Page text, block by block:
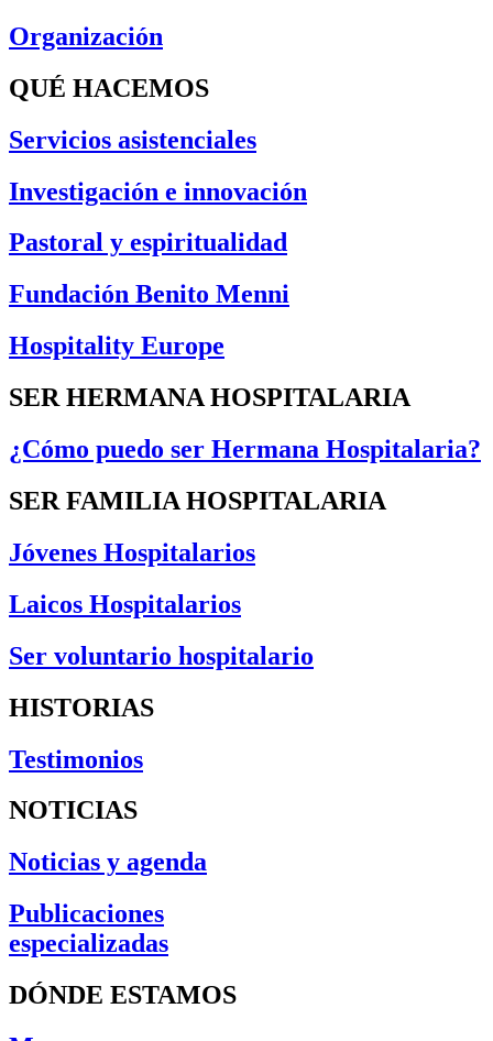
Organización
QUÉ HACEMOS
Servicios asistenciales
Investigación e innovación
Pastoral y espiritualidad
Fundación Benito Menni
Hospitality Europe
SER HERMANA HOSPITALARIA
¿Cómo puedo ser Hermana Hospitalaria?
SER FAMILIA HOSPITALARIA
Jóvenes Hospitalarios
Laicos Hospitalarios
Ser voluntario hospitalario
HISTORIAS
Testimonios
NOTICIAS
Noticias y agenda
Publicaciones
especializadas
DÓNDE ESTAMOS